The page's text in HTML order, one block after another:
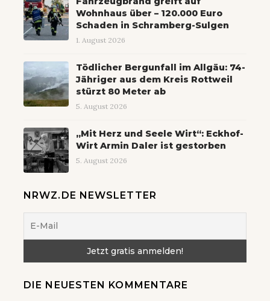
Wohnhaus über – 120.000 Euro
Schaden in Schramberg-Sulgen
1. August 2026
Tödlicher Bergunfall im Allgäu: 74-
Jähriger aus dem Kreis Rottweil
stürzt 80 Meter ab
5. August 2026
„Mit Herz und Seele Wirt“: Eckhof-
Wirt Armin Daler ist gestorben
5. August 2026
NRWZ.DE NEWSLETTER
DIE NEUESTEN KOMMENTARE